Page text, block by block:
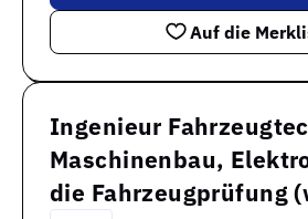
Auf die
Ingenieur
Maschinenbau,
die Fahrzeugprüfung